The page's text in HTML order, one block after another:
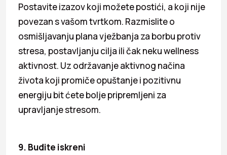
Postavite izazov koji možete postići, a koji nije
povezan s vašom tvrtkom. Razmislite o
osmišljavanju plana vježbanja za borbu protiv
stresa, postavljanju cilja ili čak neku wellness
aktivnost. Uz održavanje aktivnog načina
života koji promiče opuštanje i pozitivnu
energiju bit ćete bolje pripremljeni za
upravljanje stresom.
9. Budite iskreni